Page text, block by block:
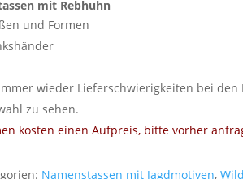
mit Rebhuhn
und Formen
wieder Lieferschwierigkeiten bei den
zu sehen.
kosten einen Aufpreis, bitte vorher
Namenstassen mit Jagdmotiven,